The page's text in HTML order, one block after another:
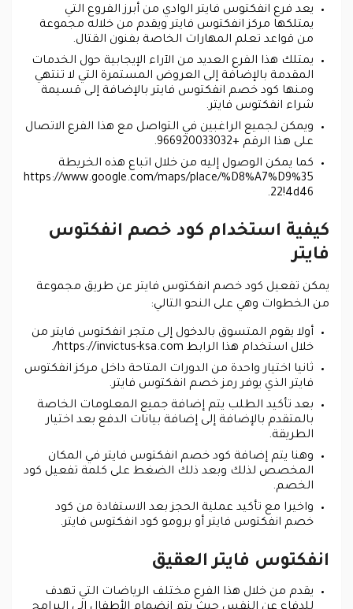
يعد فرع انفكتوس فايتر الوادي من أبرز الفروع التي
يمتلكها مركز انفكتوس فايتر ويقدم من خلاله مجموعة
من قواعد تعلم المهارات الخاصة بفنون القتال.
يمتلك هذا الفرع العديد من الآراء الإيجابية حول الخدمات
المقدمة بالإضافة إلى العروض المستمرة التي لا تنتهي
ومنها كود خصم انفكتوس فايتر بالإضافة إلى قسيمة
شراء انفكتوس فايتر.
ويمكن لجميع الراغبين في التواصل مع هذا الفرع الاتصال
على هذا الرقم +966920033032.
كما يمكن الوصول إليه من خلال اتباع هذه الخريطة
https://www.google.com/maps/place/%D8%A7%D9%35
22!4d46.
كيفية استخدام كود خصم انفكتوس
فايتر
يمكن تفعيل كود خصم انفكتوس فايتر عن طريق مجموعة
من الخطوات وهي على النحو التالي:
أولا يقوم المتسوق بالدخول إلى متجر انفكتوس فايتر من
خلال استخدام هذا الرابط https://invictus-ksa.com/.
ثانيا اختيار واحدة من الدورات المتاحة داخل مركز انفكتوس
فايتر الذي يوفر رمز خصم انفكتوس فايتر.
بعد تأكيد الطلب يتم إضافة جميع المعلومات الخاصة
بالمتقدم بالإضافة إلى إضافة بيانات الدفع بعد اختيار
الطريقة.
وهنا يتم إضافة كود خصم انفكتوس فايتر في المكان
المخصص لذلك وبعد ذلك الضغط على كلمة تفعيل كود
الخصم.
واخيرا مع تأكيد عملية الحجز بعد الاستفادة من كود
خصم انفكتوس فايتر أو برومو كود انفكتوس فايتر.
انفكتوس فايتر العقيق
يقدم من خلال هذا الفرع مختلف الرياضات التي تهدف